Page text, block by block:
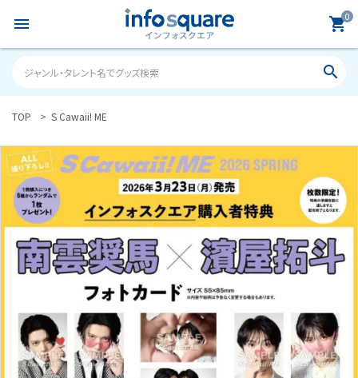
menu 0
shopping_cart
search
ACCOUNT MENU
ようこそ ゲスト 様
meeting_room ログイン person 新規会員登録
雑誌
S Cawaii! ME
TOP S Cawaii! ME